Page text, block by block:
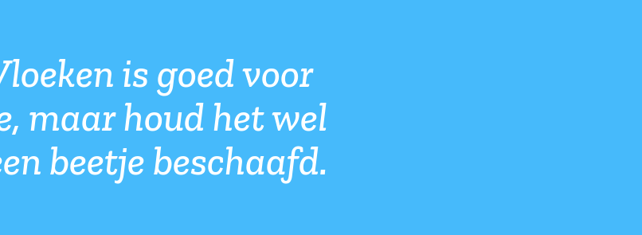
is goed voor
maar houd het wel
beetje beschaafd.